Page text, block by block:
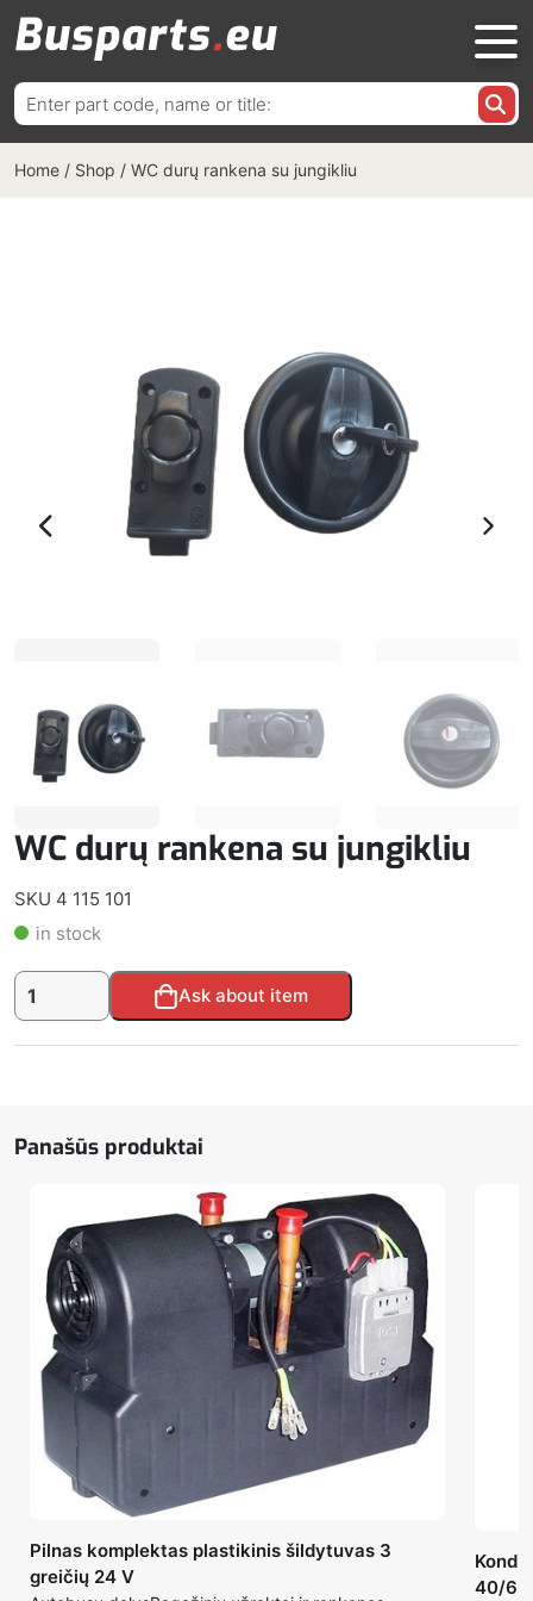
Ieškoti:
Home / Shop / WC durų rankena su jungikliu
WC durų rankena su jungikliu
SKU 4 115 101
in stock
produkto
kiekis:
jungikliu
Ask about item
Alternative:
Panašūs produktai
Pilnas komplektas plastikinis šildytuvas 3
greičių 24 V
40/